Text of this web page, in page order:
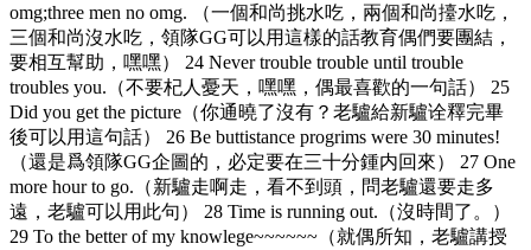
omg;three men no omg. （一個和尚挑水吃，兩個和尚擡水吃，
三個和尚沒水吃，領隊GG可以用這樣的話教育偶們要團結，
要相互幫助，嘿嘿） 24 Never trouble trouble until trouble
troubles you.（不要杞人憂天，嘿嘿，偶最喜歡的一句話） 25
Did you get the picture（你通曉了沒有？老驢給新驢诠釋完畢
後可以用這句話） 26 Be buttistance progrims were 30 minutes!
（還是爲領隊GG企圖的，必定要在三十分鍾内回來） 27 One
more hour to go.（新驢走啊走，看不到頭，問老驢還要走多
遠，老驢可以用此句） 28 Time is running out.（沒時間了。）
29 To the better of my knowlege~~~~~~（就偶所知，老驢講授